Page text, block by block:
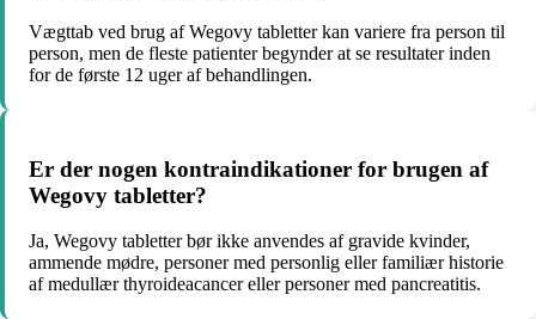
Vægttab ved brug af Wegovy tabletter kan variere fra person til
person, men de fleste patienter begynder at se resultater inden
for de første 12 uger af behandlingen.
Er der nogen kontraindikationer for brugen af
Wegovy tabletter?
Ja, Wegovy tabletter bør ikke anvendes af gravide kvinder,
ammende mødre, personer med personlig eller familiær historie
af medullær thyroideacancer eller personer med pancreatitis.